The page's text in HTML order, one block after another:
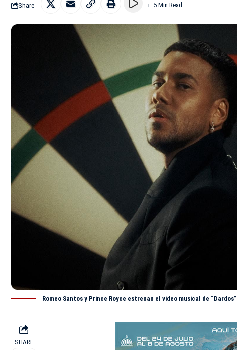
Share 5 Min Read
Romeo Santos y Prince Royce estrenan el video musical de “Dardos”
SHARE